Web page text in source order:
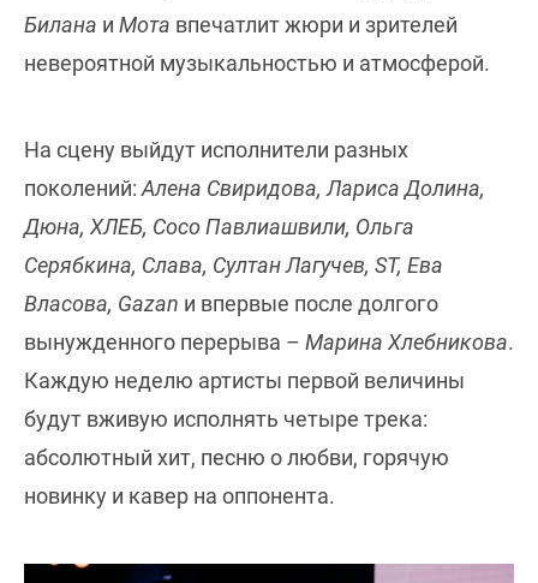
Билана и Мота впечатлит жюри и зрителей
невероятной музыкальностью и атмосферой.
На сцену выйдут исполнители разных
поколений: Алена Свиридова, Лариса Долина,
Дюна, ХЛЕБ, Сосо Павлиашвили, Ольга
Серябкина, Слава, Султан Лагучев, ST, Ева
Власова, Gazan и впервые после долгого
вынужденного перерыва – Марина Хлебникова.
Каждую неделю артисты первой величины
будут вживую исполнять четыре трека:
абсолютный хит, песню о любви, горячую
новинку и кавер на оппонента.